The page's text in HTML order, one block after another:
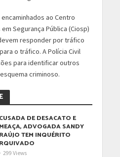
ao Centro
Segurança Pública (Ciosp)
responder por tráfico
o tráfico. A Polícia Civil
para identificar outros
criminoso.
DE DESACATO E
ADVOGADA SANDY
TEM INQUÉRITO
299 Views